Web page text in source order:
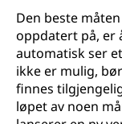
Den beste
oppdatert på, er
automatisk ser
ikke er mulig,
finnes
løpet av noen